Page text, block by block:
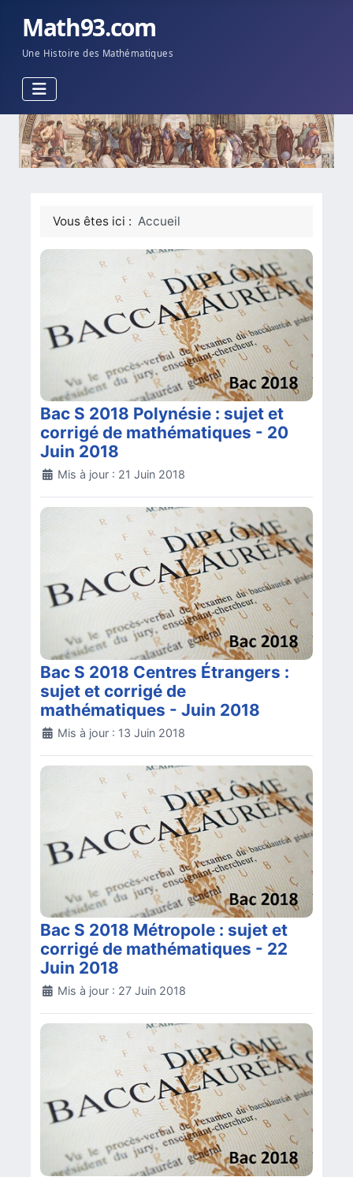
Math93.com
Une Histoire des Mathématiques
Vous êtes ici : Accueil
Bac S 2018 Polynésie : sujet et
corrigé de mathématiques - 20
Juin 2018
DétailsMis à jour : 21 Juin 2018
Bac S 2018 Centres Étrangers :
sujet et corrigé de
mathématiques - Juin 2018
DétailsMis à jour : 13 Juin 2018
Bac S 2018 Métropole : sujet et
corrigé de mathématiques - 22
Juin 2018
DétailsMis à jour : 27 Juin 2018